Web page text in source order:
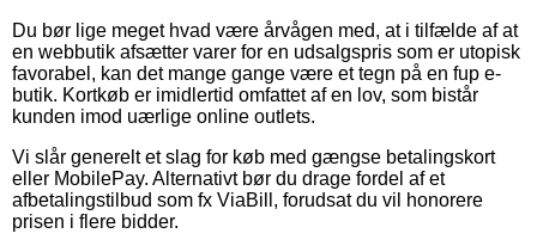
Du bør lige meget hvad være årvågen med, at i tilfælde af at
en webbutik afsætter varer for en udsalgspris som er utopisk
favorabel, kan det mange gange være et tegn på en fup e-
butik. Kortkøb er imidlertid omfattet af en lov, som bistår
kunden imod uærlige online outlets.
Vi slår generelt et slag for køb med gængse betalingskort
eller MobilePay. Alternativt bør du drage fordel af et
afbetalingstilbud som fx ViaBill, forudsat du vil honorere
prisen i flere bidder.